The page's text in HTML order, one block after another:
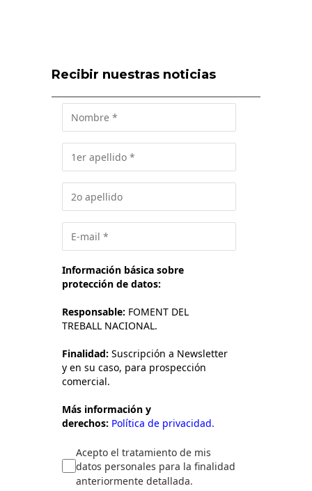
Recibir nuestras noticias
Información básica sobre
protección de datos:
Responsable: FOMENT DEL
TREBALL NACIONAL.
Finalidad: Suscripción a Newsletter
y en su caso, para prospección
comercial.
Más información y
derechos: Política de privacidad.
Acepto el tratamiento de mis
datos personales para la finalidad
anteriormente detallada.